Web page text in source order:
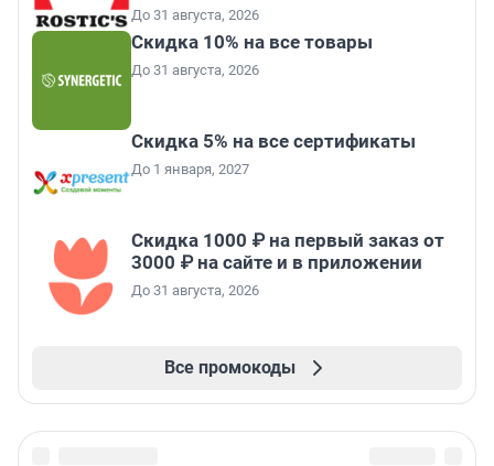
До 31 августа, 2026
Скидка 10% на все товары
До 31 августа, 2026
Скидка 5% на все сертификаты
До 1 января, 2027
Скидка 1000 ₽ на первый заказ от
3000 ₽ на сайте и в приложении
До 31 августа, 2026
Все промокоды